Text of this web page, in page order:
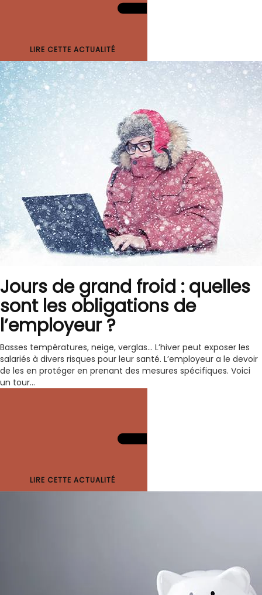
LIRE CETTE ACTUALITÉ
Jours de grand froid : quelles
sont les obligations de
l’employeur ?
Basses températures, neige, verglas… L’hiver peut exposer les
salariés à divers risques pour leur santé. L’employeur a le devoir
de les en protéger en prenant des mesures spécifiques. Voici
un tour...
LIRE CETTE ACTUALITÉ